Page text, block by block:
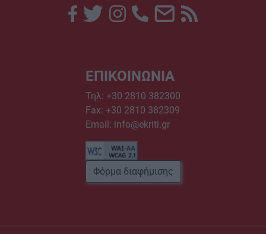
ΕΠΙΚΟΙΝΩΝΙΑ
Τηλ: +30 2810 382300
Fax: +30 2810 382309
Email: info@ekriti.gr
Φόρμα διαφήμισης